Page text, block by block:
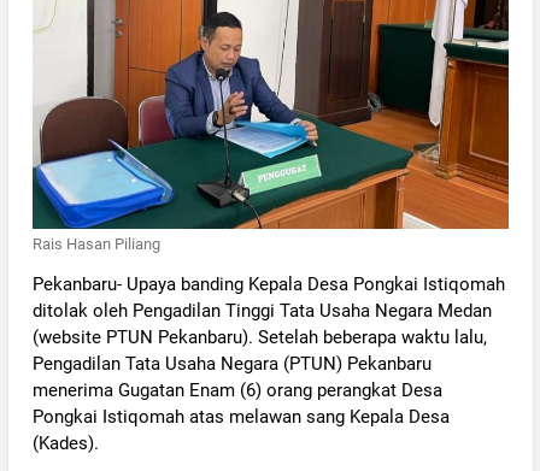
Rais Hasan Piliang
Pekanbaru- Upaya banding Kepala Desa Pongkai Istiqomah
ditolak oleh Pengadilan Tinggi Tata Usaha Negara Medan
(website PTUN Pekanbaru). Setelah beberapa waktu lalu,
Pengadilan Tata Usaha Negara (PTUN) Pekanbaru
menerima Gugatan Enam (6) orang perangkat Desa
Pongkai Istiqomah atas melawan sang Kepala Desa
(Kades).